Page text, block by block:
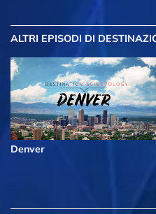
ALTRI EPISODI DI
Denver